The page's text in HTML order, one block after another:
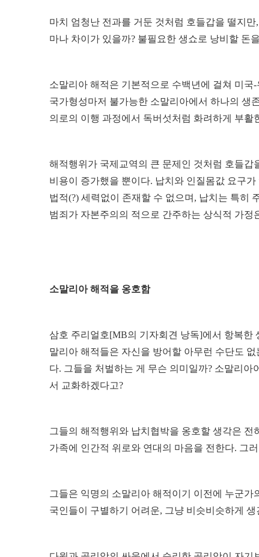
마치 엄청난 전과를 거둔 것처럼 호들갑을 떨지
마나 차이가 있을까? 불필요한 생쇼로 낭비할 돈
소말리아 해적은 기본적으로 수백년에 걸쳐 미
국가형성마저 불가능한 소말리아에서 하나의 생
의로의 이행 과정에서 독버섯처럼 화려하게 부
해적행위가 국제교역의 큰 문제인 것처럼 호들갑
비용이 증가했을 뿐이다. 납치와 인질몸값 요구
법적(?) 세력없이 존재할 수 없으며, 납치는 특히
범죄가 자본주의의 적으로 간주하는 상식적 가
소말리아 해적을 옹호함
삼호 주리얼호[MB의 기자회견 낭독]에서 항복한
말리아 해적들은 자신을 방어할 아무런 수단도
다. 그들을 처벌하는 게 무슨 의미일까? 소말리
서 교화하겠다고?
그들의 해적행위와 납치협박을 옹호할 생각은
가족에 인간적 위로와 연대의 마음을 전한다. 그
그들은 익명의 소말리아 해적이기 이전에 누군
국인들이 구별하기 어려운, 그냥 비슷비슷하게